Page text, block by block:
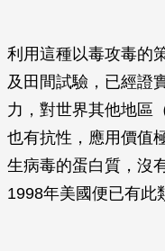
利用這種以毒攻毒的
及田間試驗，已經證
力，對世界其他地區
也有抗性，應用價值
生病毒的蛋白質，沒
1998年美國便已有此